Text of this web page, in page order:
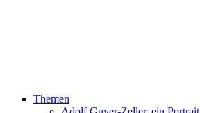
Themen